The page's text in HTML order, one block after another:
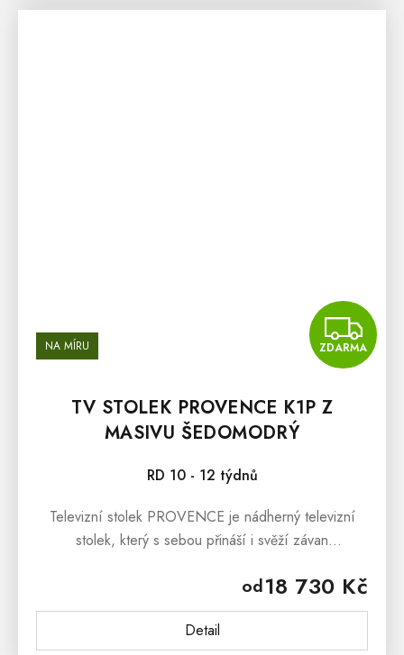
NA MÍRU ZDARMA
TV STOLEK PROVENCE K1P Z
MASIVU ŠEDOMODRÝ
RD 10 - 12 týdnů
od18 730 Kč
Detail
Televizní stolek PROVENCE je nádherný televizní
stolek, který s sebou přináší i svěží závan
PROVENCE je vyroben z masivního...